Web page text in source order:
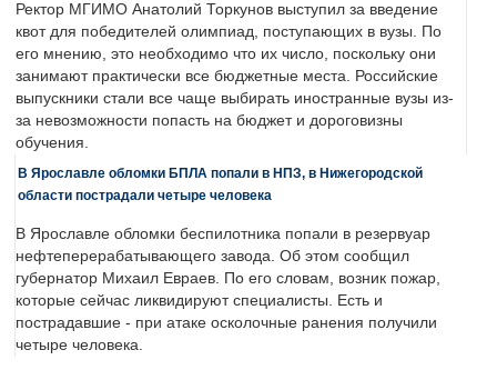
Ректор МГИМО Анатолий Торкунов выступил за введение
квот для победителей олимпиад, поступающих в вузы. По
его мнению, это необходимо что их число, поскольку они
занимают практически все бюджетные места. Российские
выпускники стали все чаще выбирать иностранные вузы из-
за невозможности попасть на бюджет и дороговизны
обучения.
В Ярославле обломки БПЛА попали в НПЗ, в Нижегородской
области пострадали четыре человека
В Ярославле обломки беспилотника попали в резервуар
нефтеперерабатывающего завода. Об этом сообщил
губернатор Михаил Евраев. По его словам, возник пожар,
которые сейчас ликвидируют специалисты. Есть и
пострадавшие - при атаке осколочные ранения получили
четыре человека.